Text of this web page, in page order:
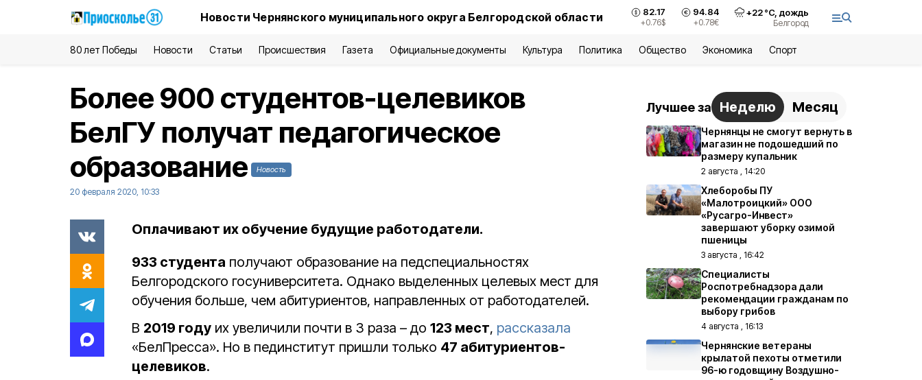
Новости Чернянского муниципального округа Белгородской области 82.17
+0.76$
94.84
+0.78€
+22°С, дождь
Белгород
80 лет Победы Новости Статьи Происшествия Газета Официальные документы Культура Политика Общество Экономика Спорт
Более 900 студентов-целевиков
БелГУ получат педагогическое
образование
Новость
20 февраля 2020, 10:33
Оплачивают их обучение будущие работодатели.
933 студента получают образование на педспециальностях
Белгородского госуниверситета. Однако выделенных целевых мест для
обучения больше, чем абитуриентов, направленных от работодателей.
В 2019 году их увеличили почти в 3 раза – до 123 мест, рассказала
«БелПресса». Но в пединститут пришли только 47 абитуриентов-
целевиков.
Лучшее за Неделю Месяц
Чернянцы не смогут вернуть в
магазин не подошедший по
размеру купальник
2 августа , 14:20
Хлеборобы ПУ
«Малотроицкий» ООО
«Русагро-Инвест»
завершают уборку озимой
пшеницы
3 августа , 16:42
Специалисты
Роспотребнадзора дали
рекомендации гражданам по
выбору грибов
4 августа , 16:13
Чернянские ветераны
крылатой пехоты отметили
96-ю годовщину Воздушно-